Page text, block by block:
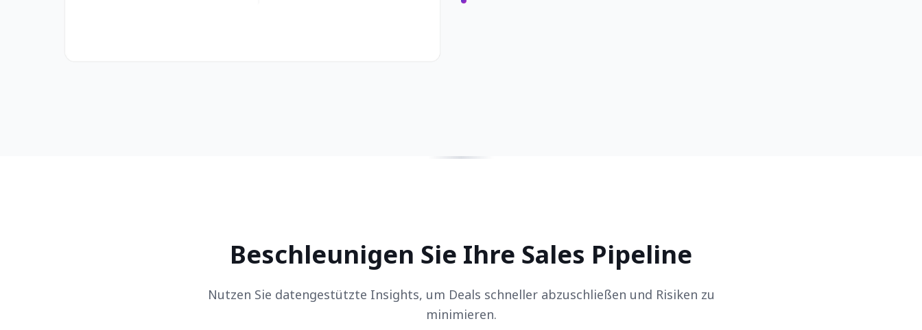
Beschleunigen Sie Ihre Sales Pipeline
Nutzen Sie datengestützte Insights, um Deals schneller abzuschließen und Risiken zu
minimieren.